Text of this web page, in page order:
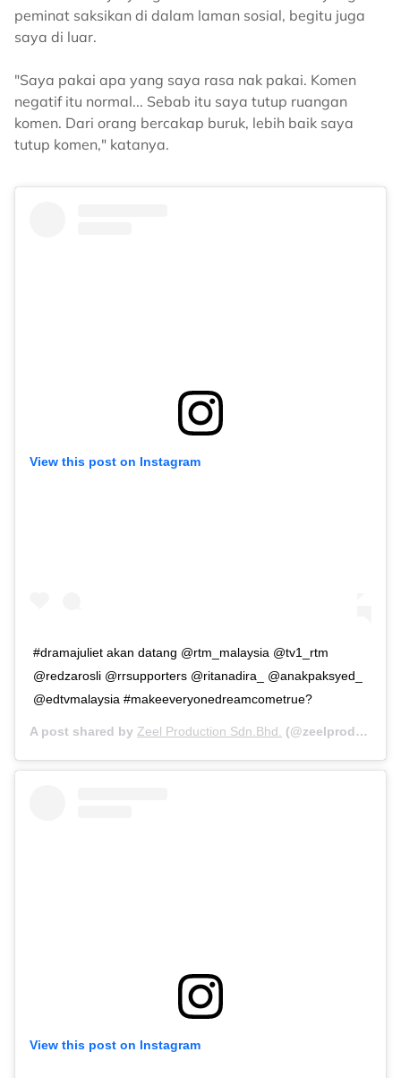
peminat saksikan di dalam laman sosial, begitu juga
saya di luar.
"Saya pakai apa yang saya rasa nak pakai. Komen
negatif itu normal... Sebab itu saya tutup ruangan
komen. Dari orang bercakap buruk, lebih baik saya
tutup komen," katanya.
View this post on Instagram
#dramajuliet akan datang @rtm_malaysia @tv1_rtm
@redzarosli @rrsupporters @ritanadira_ @anakpaksyed_
@edtvmalaysia #makeeveryonedreamcometrue?
A post shared by Zeel Production Sdn.Bhd. (@zeelproduction) on
View this post on Instagram